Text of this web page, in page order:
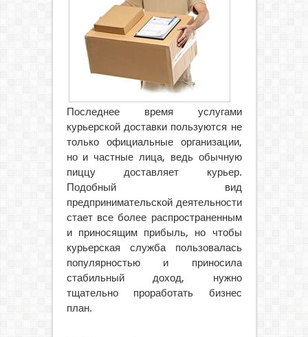
Последнее время услугами
курьерской доставки пользуются не
только официальные организации,
но и частные лица, ведь обычную
пиццу доставляет курьер.
Подобный вид
предпринимательской деятельности
стает все более распространенным
и приносящим прибыль, но чтобы
курьерская служба пользовалась
популярностью и приносила
стабильный доход, нужно
тщательно проработать бизнес
план.